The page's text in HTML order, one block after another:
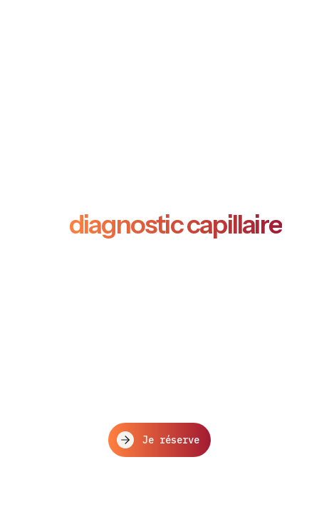
diagnostic capillaire
Je réserve